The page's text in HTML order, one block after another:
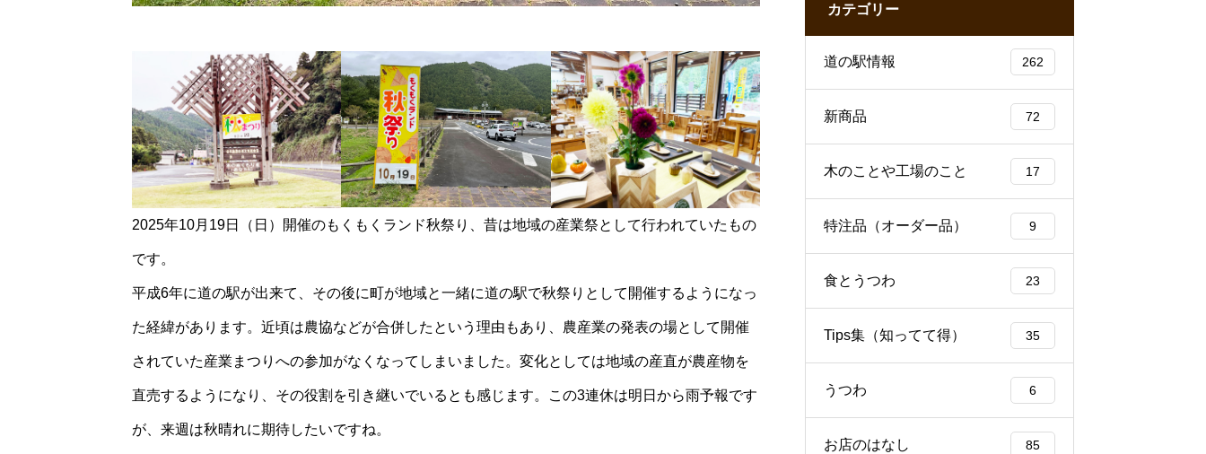
2025年10月19日（日）開催のもくもくランド秋祭り、昔は地域の産業祭として行われていたもの
です。
平成6年に道の駅が出来て、その後に町が地域と一緒に道の駅で秋祭りとして開催するようになっ
た経緯があります。近頃は農協などが合併したという理由もあり、農産業の発表の場として開催
されていた産業まつりへの参加がなくなってしまいました。変化としては地域の産直が農産物を
直売するようになり、その役割を引き継いでいるとも感じます。この3連休は明日から雨予報です
が、来週は秋晴れに期待したいですね。
カテゴリー
道の駅情報 262
新商品 72
木のことや工場のこと 17
特注品（オーダー品） 9
食とうつわ 23
Tips集（知ってて得） 35
うつわ 6
お店のはなし 85